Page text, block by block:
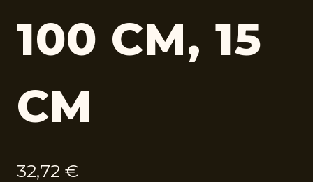
100 CM, 15
CM
32,72 €